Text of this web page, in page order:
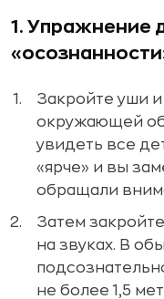
1. Упражнение
Закройте уши
окружающей
увидеть все
«ярче» и вы
обращали
Затем
на звуках. В
не более 1,5